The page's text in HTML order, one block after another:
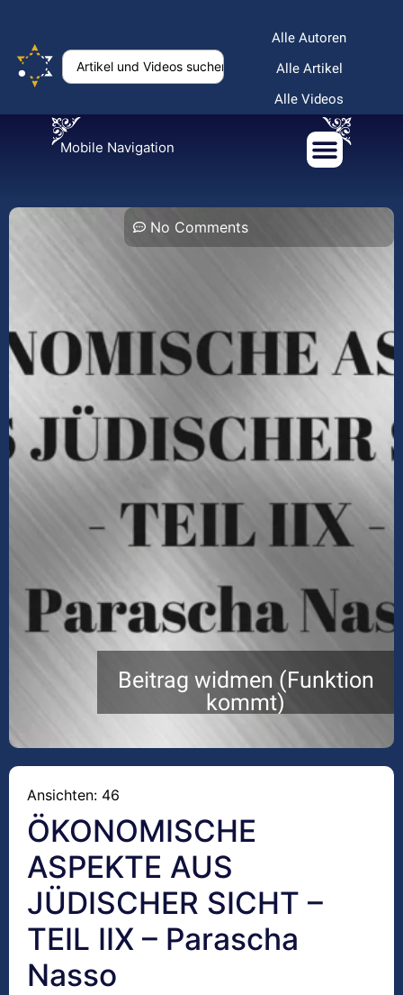
Alle Autoren
Alle Artikel
Alle Videos
Mobile Navigation
No Comments
Beitrag widmen (Funktion
kommt)
Ansichten: 46
ÖKONOMISCHE
ASPEKTE AUS
JÜDISCHER SICHT –
TEIL IIX – Parascha
Nasso